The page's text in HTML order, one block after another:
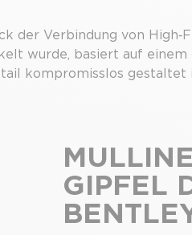
Verbindung von
wurde, basiert auf
kompromisslos gestaltet
GIPFEL